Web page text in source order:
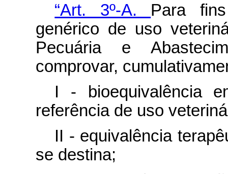
“Art. 3º-A. Para
genérico de uso
Pecuária e
comprovar,
I - bioequivalência
referência de uso
II - equivalência
se destina;